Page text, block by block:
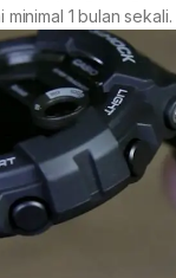
1 bulan sekali.